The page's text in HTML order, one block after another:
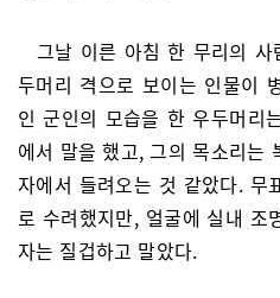
그날 이른 아침 한 무리의
두머리 격으로 보이는 인물이
인 군인의 모습을 한 우두머리
에서 말을 했고, 그의 목소리는
자에서 들려오는 것 같았다. 무
로 수려했지만, 얼굴에 실내 조
자는 질겁하고 말았다.